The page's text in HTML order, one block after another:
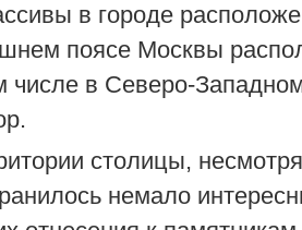
в городе
поясе Москвы
числе в Северо-
столицы,
немало